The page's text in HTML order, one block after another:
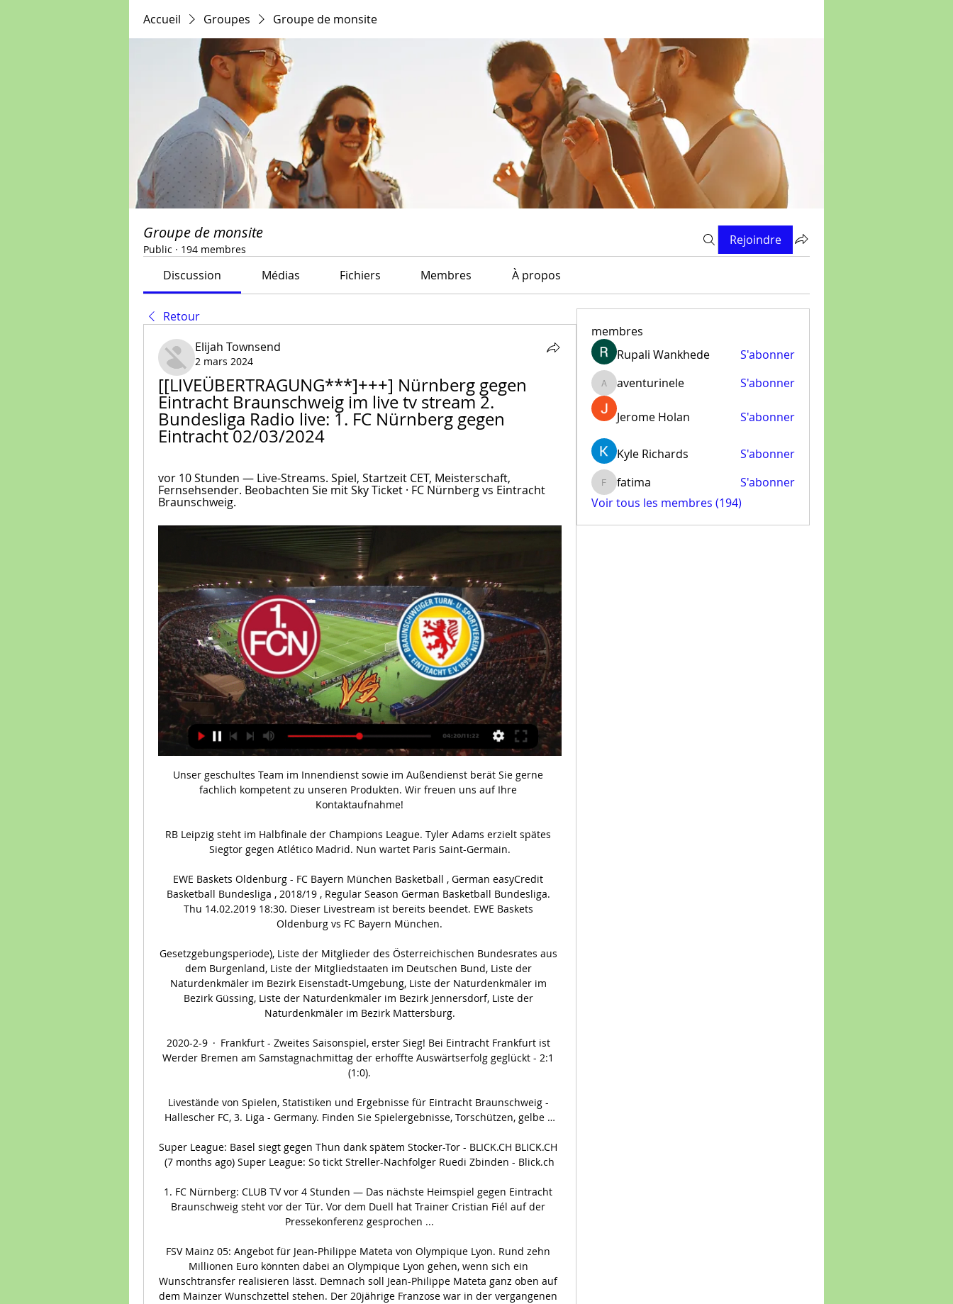
Accueil Groupes Groupe de monsite
Groupe de monsite
Public · 194 membres
Rejoindre
Discussion Médias Fichiers Membres À propos
Retour
Elijah Townsend
2 mars 2024
[[LIVEÜBERTRAGUNG***]+++] Nürnberg gegen
Eintracht Braunschweig im live tv stream 2.
Bundesliga Radio live: 1. FC Nürnberg gegen
Eintracht 02/03/2024
vor 10 Stunden — Live-Streams. Spiel, Startzeit CET, Meisterschaft,
Fernsehsender. Beobachten Sie mit Sky Ticket · FC Nürnberg vs Eintracht
Braunschweig.
Unser geschultes Team im Innendienst sowie im Außendienst berät Sie gerne fachlich kompetent zu unseren Produkten. Wir freuen uns auf Ihre Kontaktaufnahme!

RB Leipzig steht im Halbfinale der Champions League. Tyler Adams erzielt spätes Siegtor gegen Atlético Madrid. Nun wartet Paris Saint-Germain.

EWE Baskets Oldenburg - FC Bayern München Basketball , German easyCredit Basketball Bundesliga , 2018/19 , Regular Season German Basketball Bundesliga. Thu 14.02.2019 18:30. Dieser Livestream ist bereits beendet. EWE Baskets Oldenburg vs FC Bayern München.

Gesetzgebungsperiode), Liste der Mitglieder des Österreichischen Bundesrates aus dem Burgenland, Liste der Mitgliedstaaten im Deutschen Bund, Liste der Naturdenkmäler im Bezirk Eisenstadt-Umgebung, Liste der Naturdenkmäler im Bezirk Güssing, Liste der Naturdenkmäler im Bezirk Jennersdorf, Liste der Naturdenkmäler im Bezirk Mattersburg.

2020-2-9 · Frankfurt - Zweites Saisonspiel, erster Sieg! Bei Eintracht Frankfurt ist Werder Bremen am Samstagnachmittag der erhoffte Auswärtserfolg geglückt - 2:1 (1:0).

Livestände von Spielen, Statistiken und Ergebnisse für Eintracht Braunschweig - Hallescher FC, 3. Liga - Germany. Finden Sie Spielergebnisse, Torschützen, gelbe …

Super League: Basel siegt gegen Thun dank spätem Stocker-Tor - BLICK.CH BLICK.CH (7 months ago) Super League: So tickt Streller-Nachfolger Ruedi Zbinden - Blick.ch

1. FC Nürnberg: CLUB TV vor 4 Stunden — Das nächste Heimspiel gegen Eintracht Braunschweig steht vor der Tür. Vor dem Duell hat Trainer Cristian Fiél auf der Pressekonferenz gesprochen ...

FSV Mainz 05: Angebot für Jean-Philippe Mateta von Olympique Lyon. Rund zehn Millionen Euro könnten dabei an Olympique Lyon gehen, wenn sich ein Wunschtransfer realisieren lässt. Demnach soll Jean-Philippe Mateta ganz oben auf dem Mainzer Wunschzettel stehen. Der 20jährige Franzose war in der vergangenen Saison in die Ligue 2 ausgeliehen.

Eintracht Frankfurt und Werder Bremen trennten sich in einem umkämpften Sonntagabendspiel 2:2. Über weite Strecken dominante, in Sachen Chancenwertung aber nicht konsequente Hausherren wähnten.

Durch das späte Tor eines Jokers zieht Leipzig erstmals ins Halbfinale der Champions League ein. Der Jubel ist nicht nur beim Trainer groß. Nun kommt es für ihn zum pikanten Wiedersehen mit.

Mit Eintracht Frankfurt, Borussia Mönchengladbach und dem VfL Wolfsburg gingen drei deutsche Mannschaften in der Europa League 2019/2020 an den Start.

Marcel Misteli freut sich zusammen mit den 1.-Liga-Handballern des SV Fides auf den Vergleich mit dem NLA-Verein aus Kriens-Luzern. Die Partie findet heute um 17.30 Uhr in der Kreuzbleiche statt.

FCN gegen BTSV im tv 1. FC Nürnberg vor 6 Stunden — vor 4 Stunden — FCN gegen BTSV im live Nürnberg gegen Eintracht Braunschweig live im tv 1. FC 2 März 2024 gegen Eintracht Braunschweig .

Bayern-Gegner gesucht: Manchester City trifft auf Lyon. Pep Guardiola trifft mit Manchester City im Viertelfinale der Champions League auf Olympique Lyon. Eine besondere Motivation: Im Halbfinale.

RB Leipzig gegen FC Schalke 04: Alle Infos zur Übertragung live im TV, im Free-TV, im Live-Stream und Live-Ticker Anpfiff der Partie RB Leipzig gegen FC Schalke 04 ist am Samstag um 15.30 Uhr.

ttenscheid 09 Pokal - 18.00 Uhr (0:6) Do. 07.10.10 SG Wattenscheid 09 SC Westfalia Herne 18.00 Uhr (0:0) Sa. 09.10.10 SG Wattenscheid 09 - SSV Buer 07/28 13.30 Uhr (5:1) So. 10.10.10 SG Wattenscheid 09 - Fortuna …

Ab Freitag, 7. August, rollt der Ball in der Champions League wieder. Während der FC Bayern noch sein Achtelfinal-Rückspiel gegen den FC Chelsea spielen muss, ist RB Leipzig bereits für das Viertelfinale qualifiziert - Gegner ist dann Atletico Madrid.. Die Pause, die es wegen des Coronavirus in der Champions League gegeben hat, hat nun einiges durcheinander gewirbelt.

Champions League RB Leipzig und die Königsklasse: Lehrgeld und Lissabon. Als der FC Bayern München 2013 letztmals im Finale der Champions League stand und in London Borussia Dortmund 2:1.

Der DSC Arminia Bielefeld spielt seit 3. Mai 1905 Fußball. Die Arminia gilt aufgrund ihrer zahlreichen Auf- und Abstiege als "Fahrstuhlmannschaft". Die Vereinsfarben sind Schwarz-Weiß-Blau. Die.

Hansi Flick (FC Bayern), Julian Nagelsmann (RB Leipzig), Thomas Tuchel (Paris Saint-Germain): Erstmals stehen drei deutsche Fußballtrainer mit ihren Vereinen im Halbfinale der Champions League.

Betreibungsamt Aarau Mitteldorfstrasse 37 Postfach TG 5033 Buchs Telefon 062 834 74 01 Fax 062 834 74 03 E-Mail Google Maps. Öffnungszeiten. Wochentag Vormittags Nachmittags; Montag: 08.00 Uhr - 11.30 Uhr: 14.00 Uhr - 18.00 Uhr: Mittwoch: 08.00 Uhr - 11.30 Uhr: geschlossen: Dienstag, Donnerstag und Freitag: 08.00 Uhr - 11.30 Uhr: 14.00 Uhr.

FC Schaffhausen AG Industriestrasse 2a 8207 Schaffhausen +41 52 551 18 60 [javascript protected email address] Unsere Facebook Seite. Öffnungszeiten …

RB Leipzig - VfL Wolfsburg Live Stream Der Schiedsrichter wird das Spitzenspiel am Samstag, 05.Mai 2018, um 15:30 Uhr anpfeifen. Wenn das Spiel zwischen RB Leipzig und VfL Wolfsburg angestoßen wird, werden etliche Fussball-Fans leider nicht zuschauen können. Wer über einen schnellen Internet-Anschluss verfügt, kann sich einen Live-Stream suchen – und davon gibt es genügend. Sportsender.

Pep Guardiola bleibt der Champions-League-Triumph mit Manchester City weiter verwehrt. Die nächste Hürde von Bayern München auf dem Weg zum Triple heißt überraschend Olympique Lyon. Die.

In der Fußball-Bundesliga kommt es am Sonntag (15:30 Uhr) im Rahmen des 22. Spieltags zum Aufeinandertreffen zwischen dem 1. FC Köln und FC Bayern. sport.de hat alle Infos zu Live-Ticker, TV.

2020-5-11 · 3. Liga: Eintracht Braunschweig – SG Sonnenhof Großaspach (ab 14 Uhr, live im MDR, rbb und bei Magenta Sport) 3. Liga: TSV 1860 München – SC Preußen Münster (ab 14 Uhr, live im WDR, BR und bei Magenta Sport) Regionalliga: SV Elversberg – 1. FC Saarbrücken (ab 14 Uhr, live bei SR) Serie A: SPAL Ferrara – Juventus Turin (ab 15 Uhr.

Luzern? / i (schweizerdeutsch Lozärn [loˈtsæːrn], französisch Lucerne, italienisch Lucerna, rätoromanisch Lucerna? / i) ist eine Stadt, Einwohnergemeinde sowie Hauptort des gleichnamigen Schweizer Kantons.Sie bildet zugleich den Wahlkreis Luzern-Stadt.. Luzern ist das gesellschaftliche und kulturelle Zentrum der Zentralschweiz.Im Bildungsbereich ist sie unter anderem Sitz der.

[UHR>>>>] FCN gegen BTSV im streaming Nürnberg - zYpper vor 45 Minuten — [UHR>>>>] FCN gegen BTSV im streaming Nürnberg – Eintracht Braunschweig im TV und Livestream 02.03.2024 FCN - BTSV wetten 2. Liga heute.

3. Liga 2019/2020 - Magazin - umfassend und aktuell: Zum Thema 3. Liga 2019/2020 findest Du Magazin, Ergebnisse & Tabelle, Live-Konferenz, Torjäger, Torjäger.

Köln gegen Leipzig ohne Uth. Veröffentlicht: Montag, 01.06.2020 20:12. Köln (dpa) - Der 1. FC Köln muss im Montag-Spiel der Fußball-Bundesliga gegen RB Leipzig ohne Mark Uth auskommen. Der Ex-Nationalspieler fehlt wegen muskulärer Probleme.

Dezember 1983 in Essen (TuS 84/10 erster Vereinmit fünf Jahren) Grün-Weiß Essen Schönebeck 2000 - 2005 FCR Duisburg (86 Spiele, 22 Tore) 2008 - 2012 FCR Duisburg (69 Spiel, 17 Tore) 2005/2006 Bad Neuenahr (5 Spiele, 2 Tore) 2006-2008 Essen-Schönebeck (28 Spiel, 17 Tore) 2012 - 2015 Paris St. German (31 Spiele, 19 Tore) U17-Nationalteam (10 Spiele, 7 Tore) 200 - 2002 U19-Nationalteam (20.

Nürnberg gegen Eintracht Braunschweig live im tv Nürnberg ge vor 9 Stunden — vor 52 Minuten — [Liveübertragung=]] Nürnberg gegen Eintracht Braunschweig im Live-Stream Eintracht Braunschweig gegen 1.

Nürnberg gegen Eintracht Braunschweig live im tv Nürnberg ge vor 10 Stunden — Hansa Rostock - 1. FC Kaiserslautern, Sky Sport Bundesliga 4, LIVE ab 12:30 Uhr. 1. FC Nürnberg - Eintracht Braunschweig, Sky Sport

2 Coronavirus-Fälle haben RB Leipzigs Gegner Atlético Madrid kalt erwischt. Man fürchtete weitere positive Tests und sogar eine Absage des Königsklassen-Duells. Entwarnung brachten neue.

Wer überträgt Eintracht Braunschweigs Spiel gegen Fußball-Bundesliga am Samstagabend (20.30 Uhr) wird jede Woche live beim Sender Sport1 gezeigt, sowohl im Free-TV als auch per Internet-Stream und Sport1-App.

Der BSV Bern macht mit einem 31:28-Sieg beim RTV Basel einen grossen Schritt in Richtung NLA-Finalrunde der besten sechs Teams. Als Fünfter liegen die Berner nun sechs Punkte über dem Strich. Für die Basler war es die neunte Niederlage in Serie.

Skisport-Vereine Micheldorf - sichten Sie alle Firmen und Unternehmen mit Adresse, Telefonnummer und ★ Bewertungen. Das Stadtbranchenbuch für Micheldorf zeigt Ihnen aktuell ᐅ 79 Einträge.

1. FC Nürnberg - CLUB TV Videos · Die PK mit Cristian Fiél im Re-Live | 1. FC Nürnberg - Eintracht Braunschweig · "Der Blick geht nach vorne" | Block 44 mit Nene Brown | 1. FC ...

DUSV Loipersdorf gegen SU Hof. Live-Ticker in der Unterliga Süd am So, 15.09.2019. Mit aktuellem Zwischenstand, Torschützen sowie dem Ergebnis nach Spielende.

Lebensversicherungsagenturen Sins - sichten Sie alle Firmen und Unternehmen mit Adresse, Telefonnummer und ★ Bewertungen. Das Stadtbranchenbuch für Sins zeigt Ihnen aktuell ᐅ 100 Einträge.

Wolfsburg. Fußball-Bundesligist RB Leipzig ist mit einem Kantersieg ins Achtelfinale des DFB-Pokals eingezogen und hat dem VfL Wolfsburg die erste Pflichtspielniederlage der Saison beigebracht.

Hält den Finaleinzug mit RB Leipzig für machbar: Emil Forsberg. Foto: Hendrik Schmidt/dpa-Zentralbild/dpa Hendrik Schmidt. Lissabon (dpa) - Emil Forsberg geht optimistisch in das Blitzturnier um den Champions-League-Titel und hält eine Überraschung durch Fußball-Bundesligist RB Leipzig für möglich. "Wir möchten eine ähnliche Euphorie entfachen und haben die "Missao Final" ausgerufen.

Marco Rose hat mit dem österreichischen Meister Red Bull Salzburg ein erneutes ´Wunder´ und damit das Finale in der Europa League verpasst. Das Team des deutschen Trainers schaffte es am.

Sie sind einer von acht, die mit einer
membres
Rupali Wankhede
S'abonner
aventurinele
aventurinele S'abonner
Jerome Holan S'abonner
Kyle Richards S'abonner
fatima
fatima
S'abonner
Voir tous les membres (194)